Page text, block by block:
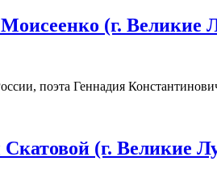
(г. Великие
поэта Геннадия
(г. Великие